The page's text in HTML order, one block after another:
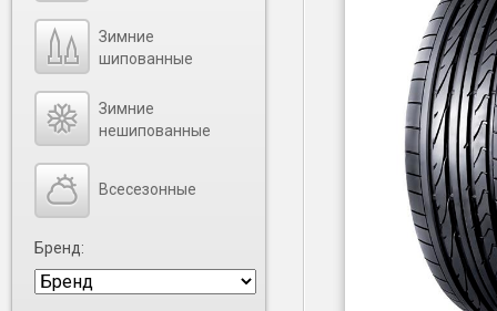
Зимние
шипованные
Зимние
нешипованные
Всесезонные
Бренд: